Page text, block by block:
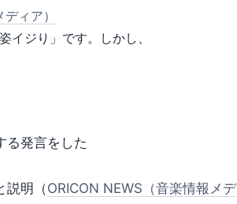
ィア）
イジり」です。しかし、
る発言をした
説明（ORICON NEWS（音楽情報メデ